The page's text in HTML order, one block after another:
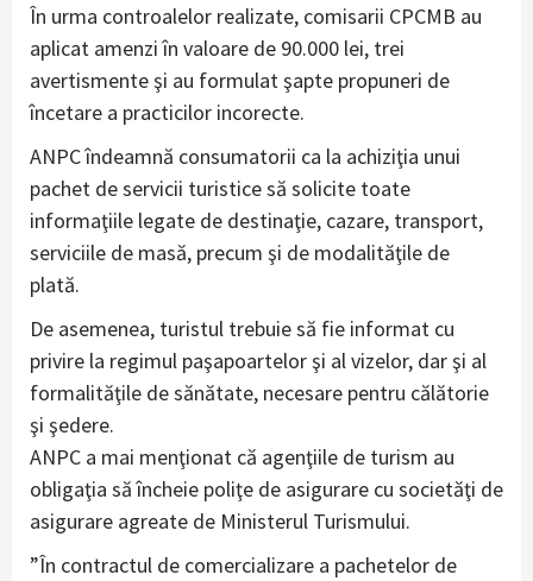
În urma controalelor realizate, comisarii CPCMB au
aplicat amenzi în valoare de 90.000 lei, trei
avertismente şi au formulat şapte propuneri de
încetare a practicilor incorecte.
ANPC îndeamnă consumatorii ca la achiziţia unui
pachet de servicii turistice să solicite toate
informaţiile legate de destinaţie, cazare, transport,
serviciile de masă, precum şi de modalităţile de
plată.
De asemenea, turistul trebuie să fie informat cu
privire la regimul paşapoartelor şi al vizelor, dar şi al
formalităţile de sănătate, necesare pentru călătorie
şi şedere.
ANPC a mai menţionat că agenţiile de turism au
obligaţia să încheie poliţe de asigurare cu societăţi de
asigurare agreate de Ministerul Turismului.
”În contractul de comercializare a pachetelor de